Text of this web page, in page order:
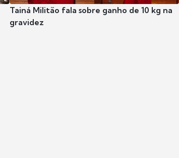
Tainá Militão fala sobre ganho de 10 kg na
gravidez